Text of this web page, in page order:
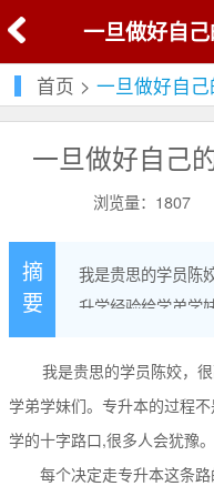
首页 >一旦做好自己
一旦做好自己
浏览量：1807
摘
要
我是贵思的学员陈
升学经验给学弟学
豫。但一旦做好自
我是贵思的学员陈姣，很
学弟学妹们。专升本的过程
学的十字路口,很多人会犹豫
每个决定走专升本这条路